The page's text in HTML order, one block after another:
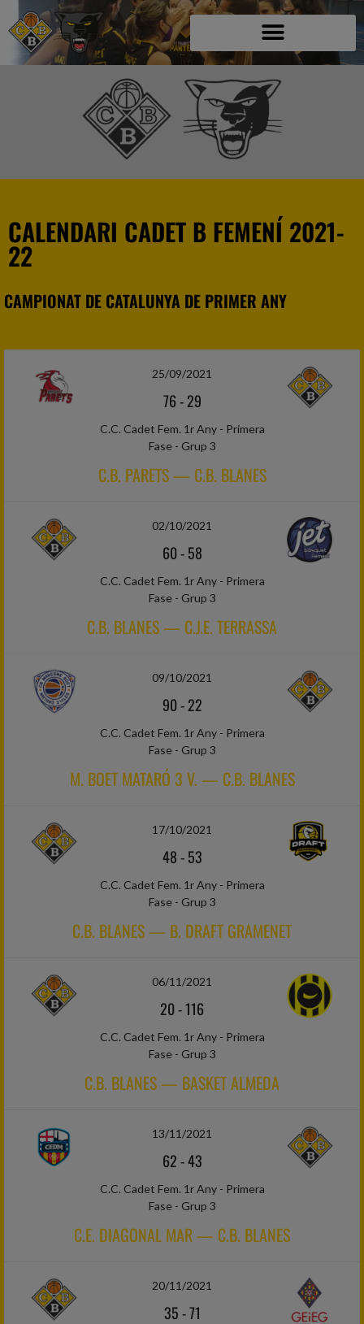
CALENDARI CADET B FEMENÍ 2021-
22
CAMPIONAT DE CATALUNYA DE PRIMER ANY
25/09/2021
76-29
C.C. Cadet Fem. 1r Any - Primera
Fase - Grup 3
C.B. PARETS — C.B. BLANES
02/10/2021
60-58
C.C. Cadet Fem. 1r Any - Primera
Fase - Grup 3
C.B. BLANES — C.J.E. TERRASSA
09/10/2021
90-22
C.C. Cadet Fem. 1r Any - Primera
Fase - Grup 3
M. BOET MATARÓ 3 V. — C.B. BLANES
17/10/2021
48-53
C.C. Cadet Fem. 1r Any - Primera
Fase - Grup 3
C.B. BLANES — B. DRAFT GRAMENET
06/11/2021
20-116
C.C. Cadet Fem. 1r Any - Primera
Fase - Grup 3
C.B. BLANES — BASKET ALMEDA
13/11/2021
62-43
C.C. Cadet Fem. 1r Any - Primera
Fase - Grup 3
C.E. DIAGONAL MAR — C.B. BLANES
20/11/2021
35-71